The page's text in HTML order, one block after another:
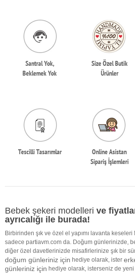
Santral Yok,
Beklemek Yok
Size Özel Butik
Ürünler
Tescilli Tasarımlar
Online Asistan
Sipariş İşlemleri
Bebek şekeri modelleri ve
ayrıcalığı ile burada!
Birbirinden şık ve özel el yapımı lavanta keseleri
sadece partiavm.com da. Doğum günlerinizde,
diğer özel davetlerinizde misafirlerinize şık bir
doğum günleriniz için hediye olarak, ister
günleriniz için hediye olarak, isterseniz de